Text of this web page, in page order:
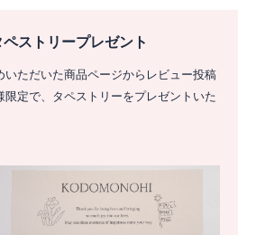
ストリープレゼント
いただいた商品ページからレビュー投稿
限定で、タペストリーをプレゼントいた